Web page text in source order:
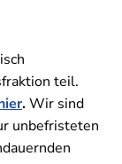
teil.
.Wir sind
unbefristeten